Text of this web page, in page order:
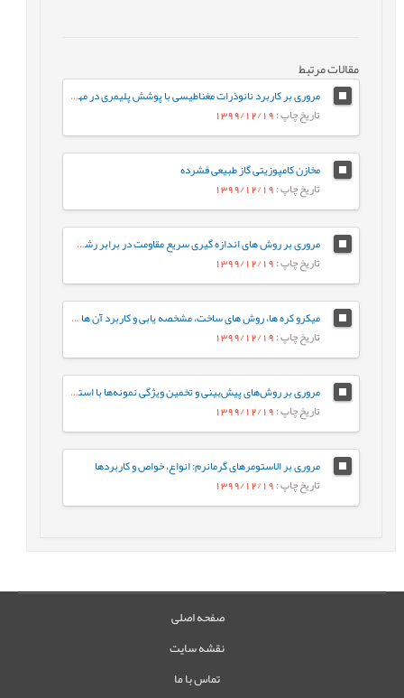
مقالات مرتبط
مروری بر کاربرد نانوذرات مغناطیسی با پوشش پلیمری در مهندسی بافت
تاریخ چاپ: 1399/12/19
مخازن کامپوزیتی گاز طبیعی فشرده
تاریخ چاپ: 1399/12/19
مروری بر روش های اندازه گیری سریع مقاومت در برابر رشد آهسته ترک پلی اتیلن سنگین
تاریخ چاپ: 1399/12/19
میکرو کره ها، روش های ساخت، مشخصه يابی و کاربرد آن ها در دارورسانی
تاریخ چاپ: 1399/12/19
مروری بر روش‌های پیش‌بینی و تخمین ویژگی نمونه‌ها با استفاده از روش‌های تجزیه‌ای و الگوریتم‌های یادگیری ماشین
تاریخ چاپ: 1399/12/19
مروری بر الاستومرهای گرمانرم: انواع، خواص و کاربردها
تاریخ چاپ: 1399/12/19
صفحه اصلی
نقشه سایت
تماس با ما